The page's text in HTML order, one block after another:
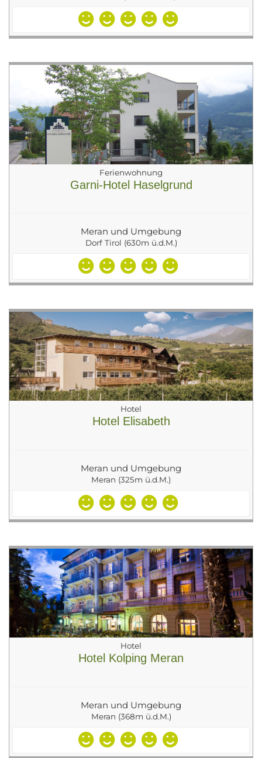
Ferienwohnung
Garni-Hotel Haselgrund
Meran und Umgebung
Dorf Tirol (630m ü.d.M.)
Hotel
Hotel Elisabeth
Meran und Umgebung
Meran (325m ü.d.M.)
Hotel
Hotel Kolping Meran
Meran und Umgebung
Meran (368m ü.d.M.)